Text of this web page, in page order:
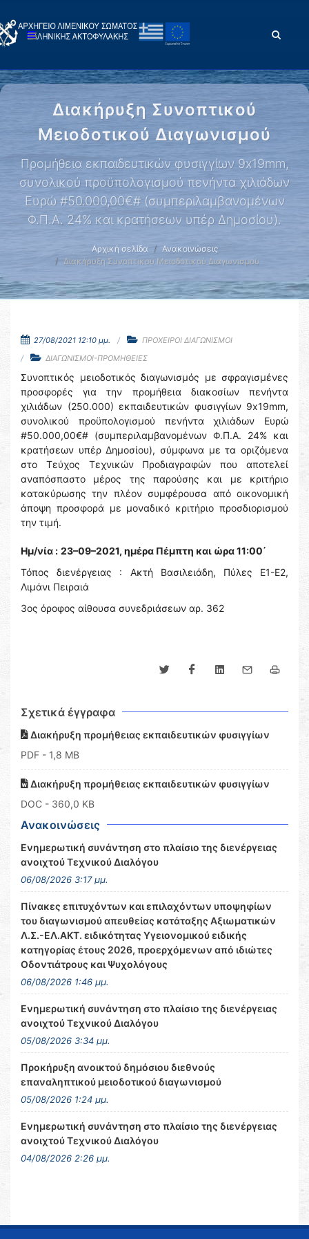
Διακήρυξη Συνοπτικού
Μειοδοτικού Διαγωνισμού
Προμήθεια εκπαιδευτικών φυσιγγίων 9x19mm,
συνολικού προϋπολογισμού πενήντα χιλιάδων
Ευρώ #50.000,00€# (συμπεριλαμβανομένων
Φ.Π.Α. 24% και κρατήσεων υπέρ Δημοσίου).
Αρχική σελίδα
Ανακοινώσεις
Διακήρυξη Συνοπτικού Μειοδοτικού Διαγωνισμού
27/08/2021 12:10 μμ.
ΠΡΟΧΕΙΡΟΙ ΔΙΑΓΩΝΙΣΜΟΙ
ΔΙΑΓΩΝΙΣΜΟΙ-ΠΡΟΜΗΘΕΙΕΣ
Συνοπτικός μειοδοτικός διαγωνισμός με σφραγισμένες
προσφορές για την προμήθεια διακοσίων πενήντα
χιλιάδων (250.000) εκπαιδευτικών φυσιγγίων 9x19mm,
συνολικού προϋπολογισμού πενήντα χιλιάδων Ευρώ
#50.000,00€# (συμπεριλαμβανομένων Φ.Π.Α. 24% και
κρατήσεων υπέρ Δημοσίου), σύμφωνα με τα οριζόμενα
στο Τεύχος Τεχνικών Προδιαγραφών που αποτελεί
αναπόσπαστο μέρος της παρούσης και με κριτήριο
κατακύρωσης την πλέον συμφέρουσα από οικονομική
άποψη προσφορά με μοναδικό κριτήριο προσδιορισμού
την τιμή.
Ημ/νία : 23–09–2021, ημέρα Πέμπτη και ώρα 11:00΄
Τόπος διενέργειας : Ακτή Βασιλειάδη, Πύλες Ε1-Ε2,
Λιμάνι Πειραιά
3ος όροφος αίθουσα συνεδριάσεων αρ. 362
Σχετικά έγγραφα
Διακήρυξη προμήθειας εκπαιδευτικών φυσιγγίων
PDF - 1,8 MB
Διακήρυξη προμήθειας εκπαιδευτικών φυσιγγίων
DOC - 360,0 KB
Ανακοινώσεις
Ενημερωτική συνάντηση στο πλαίσιο της διενέργειας
ανοιχτού Τεχνικού Διαλόγου
06/08/2026 3:17 μμ.
Πίνακες επιτυχόντων και επιλαχόντων υποψηφίων
του διαγωνισμού απευθείας κατάταξης Αξιωματικών
Λ.Σ.-ΕΛ.ΑΚΤ. ειδικότητας Υγειονομικού ειδικής
κατηγορίας έτους 2026, προερχόμενων από ιδιώτες
Οδοντιάτρους και Ψυχολόγους
06/08/2026 1:46 μμ.
Ενημερωτική συνάντηση στο πλαίσιο της διενέργειας
ανοιχτού Τεχνικού Διαλόγου
05/08/2026 3:34 μμ.
Προκήρυξη ανοικτού δημόσιου διεθνούς
επαναληπτικού μειοδοτικού διαγωνισμού
05/08/2026 1:24 μμ.
Ενημερωτική συνάντηση στο πλαίσιο της διενέργειας
ανοιχτού Τεχνικού Διαλόγου
04/08/2026 2:26 μμ.